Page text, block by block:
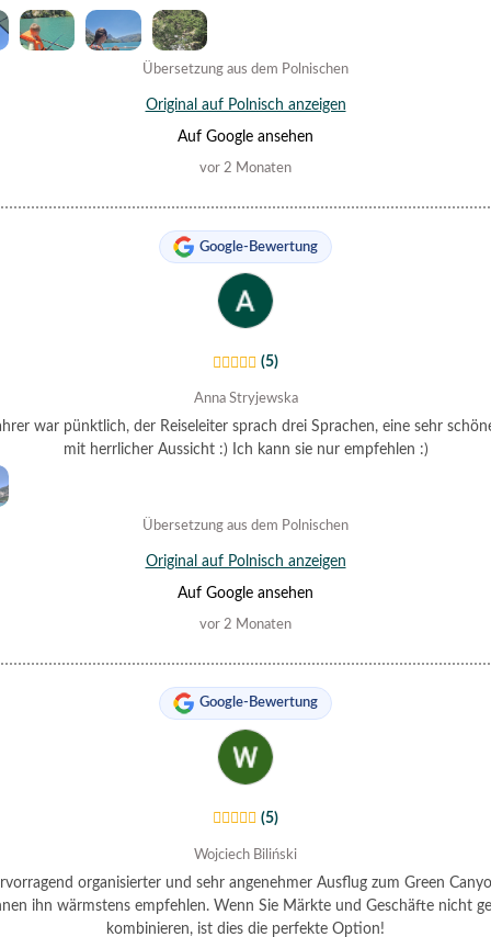
beinhaltete zwei Stopps zum Schwimmen und Angeln, drei kleine
Stopp zu Beginn der Tour an einer Aussichtsplattform. Wir
Der Bordfotograf machte zahlreiche Aufnahmen, und am Ende
Türkisch, Russisch und Englisch. Wichtige Informationen und
den Canyon selbst wurden auch auf Polnisch aufgezeichnet.
Übersetzung aus dem Polnischen
Original auf Polnisch anzeigen
Auf Google ansehen
vor 2 Monaten
Google-Bewertung
(5)
Anna Stryjewska
war pünktlich, der Reiseleiter sprach drei Sprachen, eine sehr
mit herrlicher Aussicht :) Ich kann sie nur empfehlen :)
Übersetzung aus dem Polnischen
Original auf Polnisch anzeigen
Auf Google ansehen
vor 2 Monaten
Google-Bewertung
(5)
Wojciech Biliński
organisierter und sehr angenehmer Ausflug zum Green
ihn wärmstens empfehlen. Wenn Sie Märkte und Geschäfte nicht
kombinieren, ist dies die perfekte Option!